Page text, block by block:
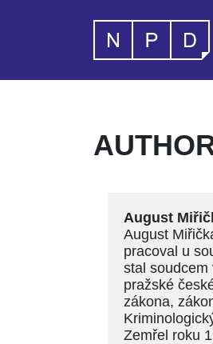
August
August
pracoval u
stal soudcem
pražské
zákona,
Zemřel roku